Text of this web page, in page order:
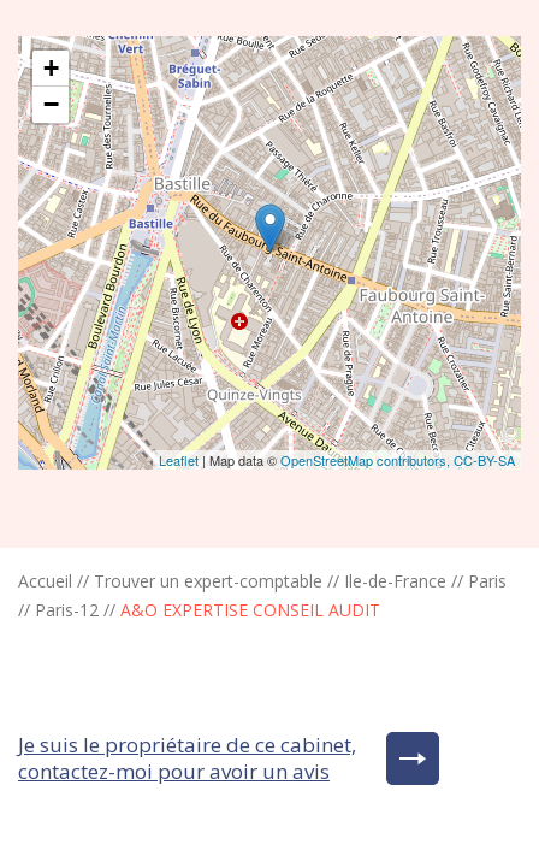
+
−
Leaflet| Map data ©OpenStreetMap contributors, CC-BY-SA
Accueil // Trouver un expert-comptable // Ile-de-France // Paris
// Paris-12 // A&O EXPERTISE CONSEIL AUDIT
Je suis le propriétaire de ce cabinet,
contactez-moi pour avoir un avis